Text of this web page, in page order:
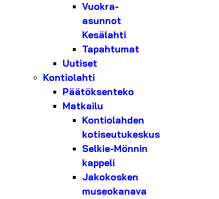
Vuokra-
asunnot
Kesälahti
Tapahtumat
Uutiset
Kontiolahti
Päätöksenteko
Matkailu
Kontiolahden
kotiseutukeskus
Selkie-Mönnin
kappeli
Jakokosken
museokanava